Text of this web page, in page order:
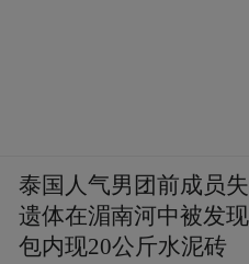
泰国人气男团前成员失
遗体在湄南河中被发
包内现20公斤水泥砖